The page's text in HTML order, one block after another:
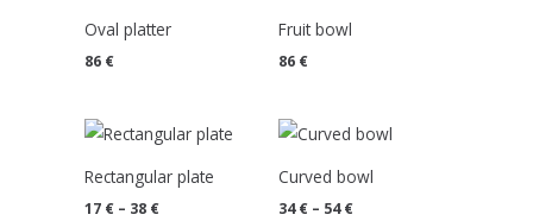
Oval platter
86 €
Fruit bowl
86 €
Rectangular plate
17 € – 38 €
Price
range:
17 €
through
38 €
Curved bowl
34€ – 54€
Price
range:
34 €
through
54 €